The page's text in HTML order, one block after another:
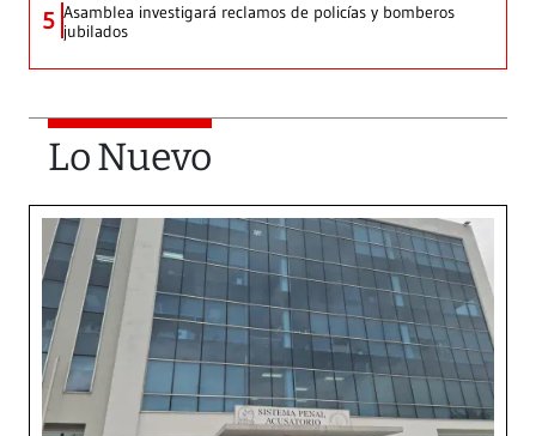
5 Asamblea investigará reclamos de policías y bomberos
jubilados
Lo Nuevo